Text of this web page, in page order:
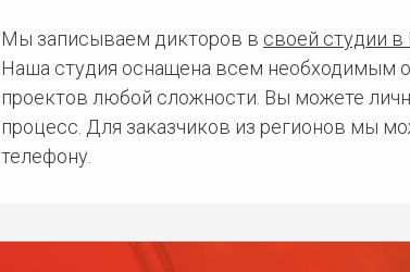
Мы записываем дикторов в своей студии
Наша студия оснащена всем необходимым
проектов любой сложности. Вы можете
процесс. Для заказчиков из регионов мы
телефону.